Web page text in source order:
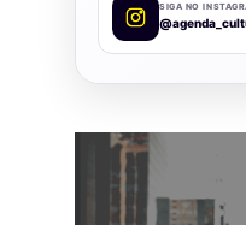
SIGA NO